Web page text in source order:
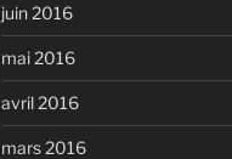
juin 2016
mai 2016
avril 2016
mars 2016